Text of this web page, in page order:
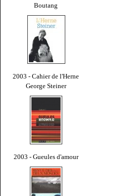
Boutang
2003 - Cahier de l'Herne
George Steiner
2003 - Gueules d'amour